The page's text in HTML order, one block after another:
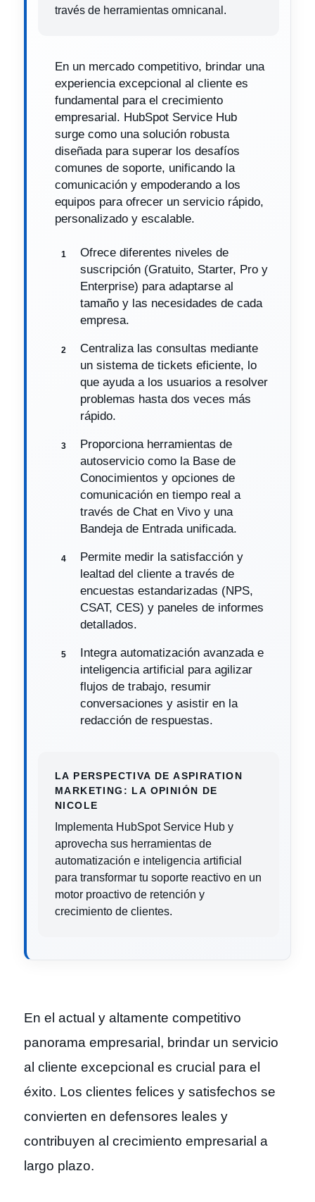
través de herramientas omnicanal.
En un mercado competitivo, brindar una
experiencia excepcional al cliente es
fundamental para el crecimiento
empresarial. HubSpot Service Hub
surge como una solución robusta
diseñada para superar los desafíos
comunes de soporte, unificando la
comunicación y empoderando a los
equipos para ofrecer un servicio rápido,
personalizado y escalable.
Ofrece diferentes niveles de
suscripción (Gratuito, Starter, Pro y
Enterprise) para adaptarse al
tamaño y las necesidades de cada
empresa.
Centraliza las consultas mediante
un sistema de tickets eficiente, lo
que ayuda a los usuarios a resolver
problemas hasta dos veces más
rápido.
Proporciona herramientas de
autoservicio como la Base de
Conocimientos y opciones de
comunicación en tiempo real a
través de Chat en Vivo y una
Bandeja de Entrada unificada.
Permite medir la satisfacción y
lealtad del cliente a través de
encuestas estandarizadas (NPS,
CSAT, CES) y paneles de informes
detallados.
Integra automatización avanzada e
inteligencia artificial para agilizar
flujos de trabajo, resumir
conversaciones y asistir en la
redacción de respuestas.
LA PERSPECTIVA DE ASPIRATION
MARKETING: LA OPINIÓN DE
NICOLE
Implementa HubSpot Service Hub y
aprovecha sus herramientas de
automatización e inteligencia artificial
para transformar tu soporte reactivo en un
motor proactivo de retención y
crecimiento de clientes.
En el actual y altamente competitivo
panorama empresarial, brindar un servicio
al cliente excepcional es crucial para el
éxito. Los clientes felices y satisfechos se
convierten en defensores leales y
contribuyen al crecimiento empresarial a
largo plazo.